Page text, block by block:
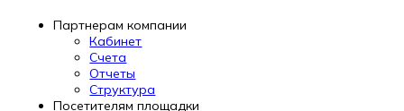
Партнерам компании
Кабинет
Счета
Отчеты
Структура
Посетителям площадки